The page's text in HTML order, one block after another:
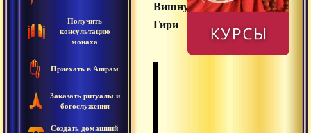
Получить
консультацию
монаха
Приехать в Ашрам
Заказать ритуалы и
богослужения
Создать домашний
Вишнудевананда
Гири